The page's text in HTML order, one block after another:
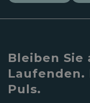
Bleiben Sie
Laufenden.
Puls.